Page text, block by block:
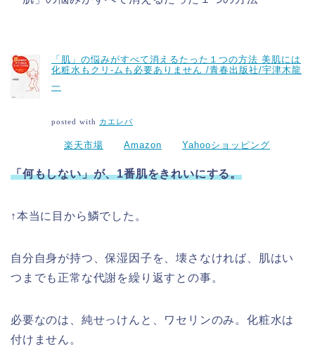
「肌」の悩みがすべて消えるたった１つの方法 美肌には
化粧水もクリ-ムも必要ありません /青春出版社/宇津木龍
一
posted with カエレバ
楽天市場 Amazon Yahooショッピング
「何もしない」が、1番肌をきれいにする。
↑本当に目から鱗でした。
自分自身が持つ、保湿因子を、壊さなければ、肌はい
つまでも正常な代謝を繰り返すとの事。
必要なのは、純せっけんと、ワセリンのみ。化粧水は
付けません。